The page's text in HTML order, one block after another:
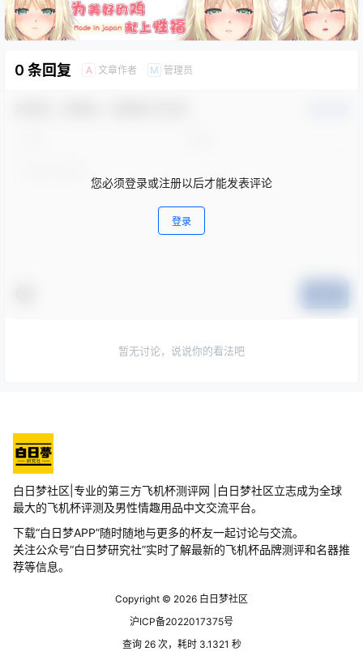
0 条回复 A 文章作者 M 管理员
您必须登录或注册以后才能发表评论
登录
暂无讨论，说说你的看法吧
白日梦社区|专业的第三方飞机杯测评网 |白日梦社区立志成为全球
最大的飞机杯评测及男性情趣用品中文交流平台。
下载“白日梦APP”随时随地与更多的杯友一起讨论与交流。
关注公众号“白日梦研究社”实时了解最新的飞机杯品牌测评和名器推
荐等信息。
Copyright © 2026 白日梦社区
沪ICP备2022017375号
查询 26 次，耗时 3.1321 秒